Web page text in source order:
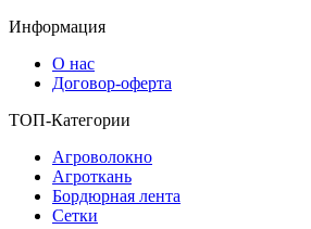
Информация
О нас
Договор-оферта
ТОП-Категории
Агроволокно
Агроткань
Бордюрная лента
Сетки